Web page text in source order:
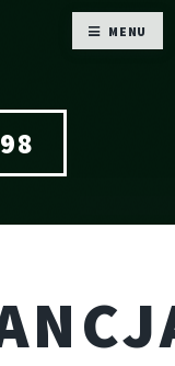
MENU